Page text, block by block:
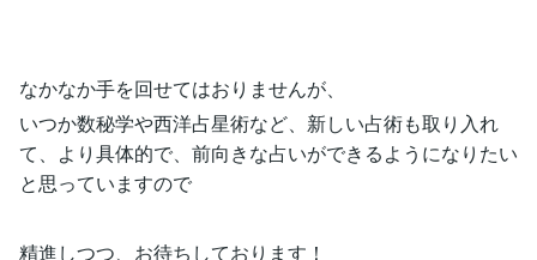
なかなか手を回せてはおりませんが、
いつか数秘学や西洋占星術など、新しい占術も取り入れ
て、より具体的で、前向きな占いができるようになりたい
と思っていますので
精進しつつ、お待ちしております！